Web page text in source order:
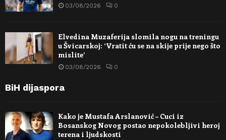
03/08/2026 0
Elvedina Muzaferija slomila nogu na treningu
u Švicarskoj: ‘Vratit ću se na skije prije nego što
mislite’
03/08/2026 0
BiH dijaspora
Kako je Mustafa Arslanović – Cuci iz
Bosanskog Novog postao nepokolebljivi heroj
terena i ljudskosti